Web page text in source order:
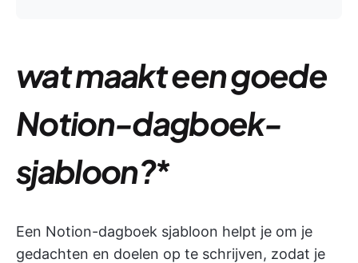
wat maakt een goede
Notion-dagboek-
sjabloon?*
Een Notion-dagboek sjabloon helpt je om je
gedachten en doelen op te schrijven, zodat je